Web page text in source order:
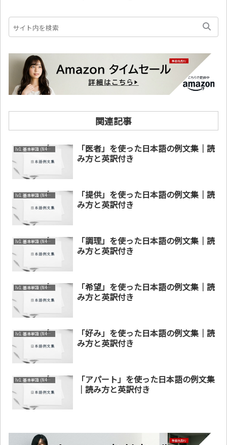
関連記事
lv1. 基本単語 (N4～N5)
「医者」を使った日本語の例文集｜読
み方と英訳付き
lv1. 基本単語 (N4～N5)
「提供」を使った日本語の例文集｜読
み方と英訳付き
lv1. 基本単語 (N4～N5)
「調理」を使った日本語の例文集｜読
み方と英訳付き
lv1. 基本単語 (N4～N5)
「希望」を使った日本語の例文集｜読
み方と英訳付き
lv1. 基本単語 (N4～N5)
「好み」を使った日本語の例文集｜読
み方と英訳付き
lv1. 基本単語 (N4～N5)
「アパート」を使った日本語の例文集
｜読み方と英訳付き